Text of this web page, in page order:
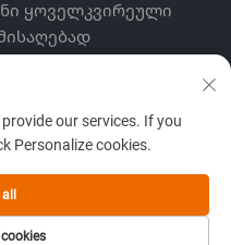
ყოველკვირეული
our services. If you
Personalize cookies.